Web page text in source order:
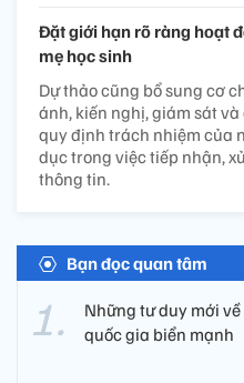
Đặt giới hạn rõ ràng hoạt
mẹ học sinh
Dự thảo cũng bổ sung cơ
ánh, kiến nghị, giám sát
quy định trách nhiệm của
dục trong việc tiếp nhận,
thông tin.
Bạn đọc quan tâm
Những tư duy mới
quốc gia biển mạnh